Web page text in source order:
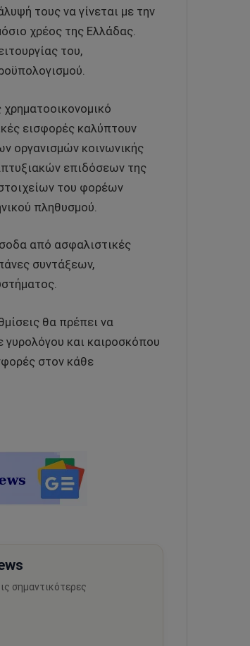
τους να γίνεται με την
χρέος της Ελλάδας.
του,
εισφορές καλύπτουν
οργανισμών κοινωνικής
επιδόσεων της
του φορέων
πληθυσμού.
από ασφαλιστικές
συντάξεων,
θα πρέπει να
γυρολόγου και καιροσκόπου
στον κάθε
σημαντικότερες